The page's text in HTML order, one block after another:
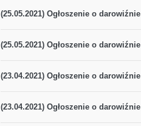
(25.05.2021) Ogłoszenie o darowiźnie
(25.05.2021) Ogłoszenie o darowiźnie
(23.04.2021) Ogłoszenie o darowiźnie
(23.04.2021) Ogłoszenie o darowiźnie